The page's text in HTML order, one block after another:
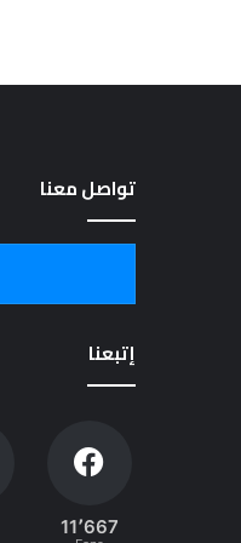
تواصل معنا
إتبعنا
11٬667